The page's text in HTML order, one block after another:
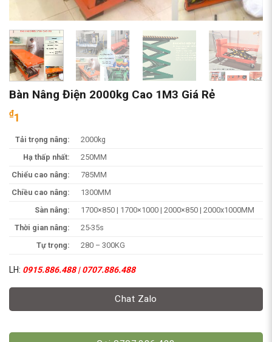
Bàn Nâng Điện 2000kg Cao 1M3 Giá Rẻ
₫1
Tải trọng nâng:
2000kg
Hạ thấp nhất:
250MM
Chiểu cao nâng:
785MM
Chiều cao nâng:
1300MM
Sàn nâng:
1700×850 | 1700×1000 | 2000×850 | 2000x1000MM
Thời gian nâng:
25-35s
Tự trọng:
280 – 300KG
LH: 0915.886.488 | 0707.886.488
Chat Zalo